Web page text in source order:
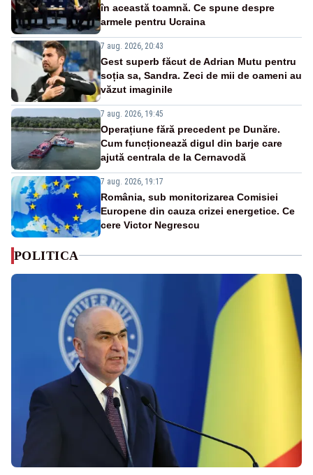
în această toamnă. Ce spune despre
armele pentru Ucraina
7 aug. 2026, 20:43
Gest superb făcut de Adrian Mutu pentru
soția sa, Sandra. Zeci de mii de oameni au
văzut imaginile
7 aug. 2026, 19:45
Operațiune fără precedent pe Dunăre.
Cum funcționează digul din barje care
ajută centrala de la Cernavodă
7 aug. 2026, 19:17
România, sub monitorizarea Comisiei
Europene din cauza crizei energetice. Ce
cere Victor Negrescu
POLITICA